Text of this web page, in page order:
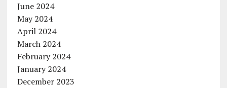
June 2024
May 2024
April 2024
March 2024
February 2024
January 2024
December 2023